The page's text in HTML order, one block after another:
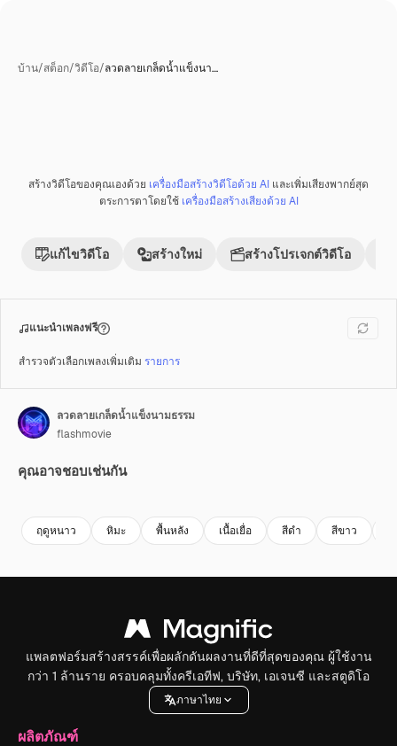
บ้าน/สต็อก/วิดีโอ/ลวดลายเกล็ดน้ำแข็งนา…
พรีเมี่ยม
สร้างวิดีโอของคุณเองด้วย เครื่องมือสร้างวิดีโอด้วย AI และเพิ่มเสียงพากย์สุด
ตระการตาโดยใช้ เครื่องมือสร้างเสียงด้วย AI
แก้ไขวิดีโอ สร้างใหม่ สร้างโปรเจกต์วิดีโอ
แนะนำเพลงฟรี
สำรวจตัวเลือกเพลงเพิ่มเติม รายการ
ลวดลายเกล็ดน้ำแข็งนามธรรม
flashmovie
คุณอาจชอบเช่นกัน
ฤดูหนาว หิมะ พื้นหลัง เนื้อเยื่อ สีดํา สีขาว
แพลตฟอร์มสร้างสรรค์เพื่อผลักดันผลงานที่ดีที่สุดของคุณ ผู้ใช้งาน
กว่า 1 ล้านราย ครอบคลุมทั้งครีเอทีฟ, บริษัท, เอเจนซี และสตูดิโอ
ภาษาไทย
ผลิตภัณฑ์